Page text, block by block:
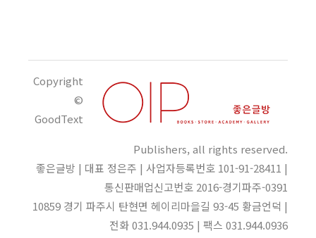
Copyright
©
GoodText
Publishers, all rights reserved.
좋은글방 | 대표 정은주 | 사업자등록번호 101-91-28411 |
통신판매업신고번호 2016-경기파주-0391
10859 경기 파주시 탄현면 헤이리마을길 93-45 황금언덕 |
전화 031.944.0935 | 팩스 031.944.0936